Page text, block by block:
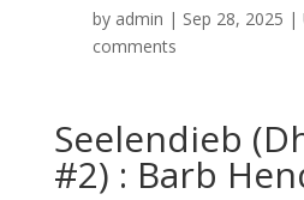
by admin | Sep 28, 2025 |
comments
Seelendieb
#2) : Barb